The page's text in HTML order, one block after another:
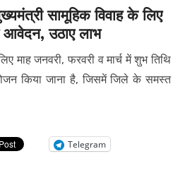
सामूहिक विवाह के लिए
उठाए लाभ
माह जनवरी, फरवरी व मार्च में शुभ तिथि
किया जाना है, जिसमें जिले के समस्त
Telegram